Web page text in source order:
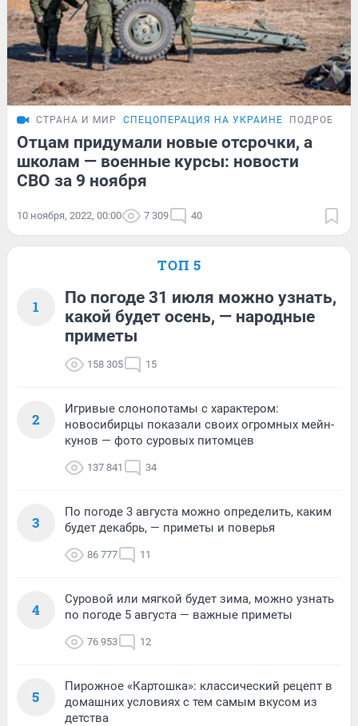
СТРАНА И МИР СПЕЦОПЕРАЦИЯ НА УКРАИНЕ
Отцам придумали новые отсрочки, а
школам — военные курсы: новости
СВО за 9 ноября
10 ноября, 2022, 00:00 7 309 40
ТОП 5
1
По погоде 31 июля можно узнать,
какой будет осень, — народные
приметы
158 305 15
2
Игривые слонопотамы с характером:
новосибирцы показали своих огромных мейн-
кунов — фото суровых питомцев
137 841 34
3
По погоде 3 августа можно определить, каким
будет декабрь, — приметы и поверья
86 777 11
4
Суровой или мягкой будет зима, можно узнать
по погоде 5 августа — важные приметы
76 953 12
5
Пирожное «Картошка»: классический рецепт в
домашних условиях с тем самым вкусом из
детства